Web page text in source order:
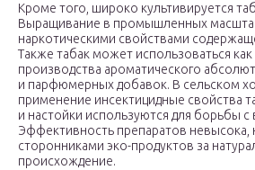
Кроме того, широко культивируется
Выращивание в промышленных
наркотическими свойствами
Также табак может использоваться как
производства ароматического
и парфюмерных добавок. В сельском
применение инсектицидные свойства
и настойки используются для борьбы с
Эффективность препаратов невысока,
сторонниками эко-продуктов за
происхождение.